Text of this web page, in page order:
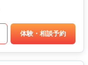
体験・相談予約